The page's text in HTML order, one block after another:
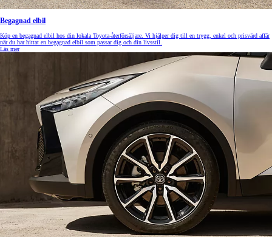
Begagnad elbil
Köp en begagnad elbil hos din lokala Toyota-återförsäljare. Vi hjälper dig till en trygg, enkel och prisvärd affär
när du har hittat en begagnad elbil som passar dig och din livsstil.
Läs mer